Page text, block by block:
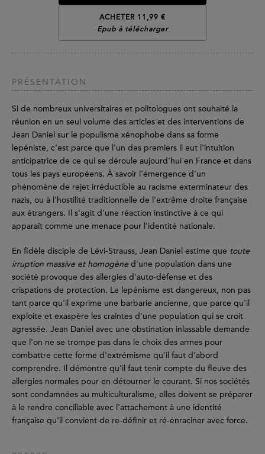
ACHETER 11,99 €
Epub à télécharger
PRÉSENTATION
Si de nombreux universitaires et politologues ont souhaité la
réunion en un seul volume des articles et des interventions de
Jean Daniel sur le populisme xénophobe dans sa forme
lepéniste, c'est parce que l'un des premiers il eut l'intuition
anticipatrice de ce qui se déroule aujourd'hui en France et dans
tous les pays européens. À savoir l'émergence d'un
phénomène de rejet irréductible au racisme exterminateur des
nazis, ou à l'hostilité traditionnelle de l'extrême droite française
aux étrangers. Il s'agit d'une réaction instinctive à ce qui
apparaît comme une menace pour l'identité nationale.
En fidèle disciple de Lévi-Strauss, Jean Daniel estime que toute
irruption massive et homogène d'une population dans une
société provoque des allergies d'auto-défense et des
crispations de protection. Le lepénisme est dangereux, non pas
tant parce qu'il exprime une barbarie ancienne, que parce qu'il
exploite et exaspère les craintes d'une population qui se croit
agressée. Jean Daniel avec une obstination inlassable demande
que l'on ne se trompe pas dans le choix des armes pour
combattre cette forme d'extrémisme qu'il faut d'abord
comprendre. Il démontre qu'il faut tenir compte du fleuve des
allergies normales pour en détourner le courant. Si nos sociétés
sont condamnées au multiculturalisme, elles doivent se préparer
à le rendre conciliable avec l'attachement à une identité
française qu'il convient de re-définir et ré-enraciner avec force.